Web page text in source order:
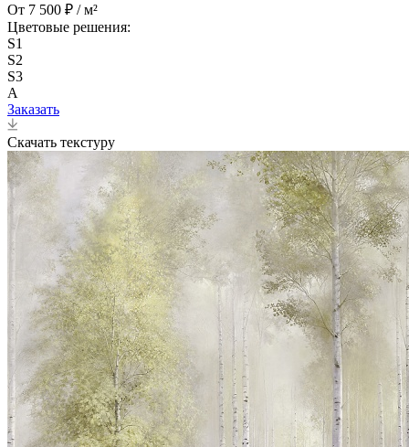
От 7 500 ₽ / м²
Цветовые решения:
S1
S2
S3
A
Заказать
Скачать текстуру